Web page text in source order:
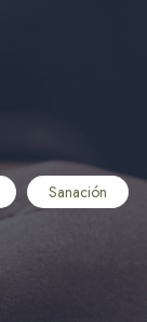
Sanación